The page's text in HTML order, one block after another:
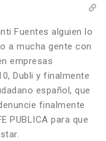
Fuentes alguien lo
a mucha gente con
empresas
Dubli y finalmente
español, que
finalmente
PUBLICA para que